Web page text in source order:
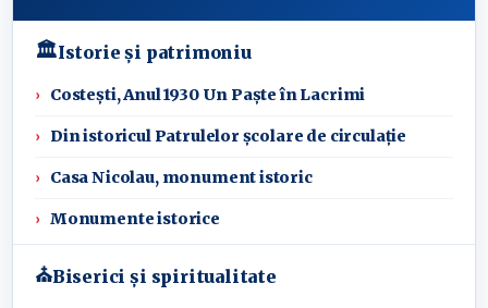
🏛Istorie și patrimoniu
Costești, Anul 1930 Un Paște în Lacrimi
Din istoricul Patrulelor școlare de circulație
Casa Nicolau, monument istoric
Monumente istorice
⛪Biserici și spiritualitate